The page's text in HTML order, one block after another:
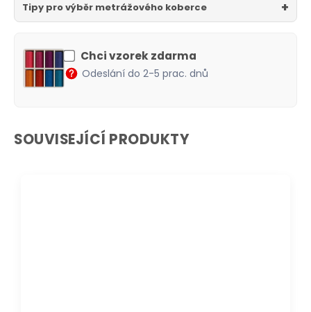
Tipy pro výběr metrážového koberce
Chci vzorek zdarma
Odeslání do 2-5 prac. dnů
SOUVISEJÍCÍ PRODUKTY